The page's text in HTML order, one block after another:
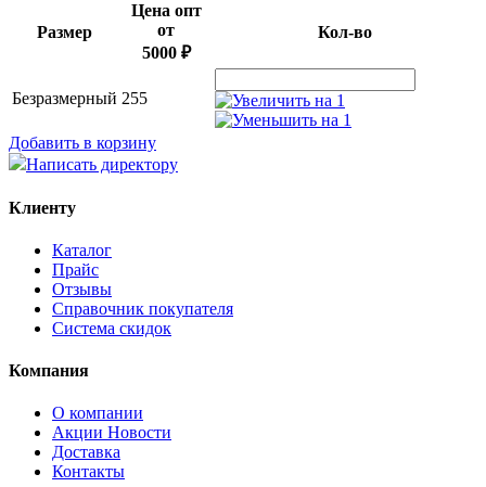
Размер
Цена опт
от
5000 ₽
Кол-во
Безразмерный 255
Добавить в корзину
Написать директору
Клиенту
Каталог
Прайс
Отзывы
Справочник покупателя
Система скидок
Компания
О компании
Aкции Новости
Доставка
Контакты